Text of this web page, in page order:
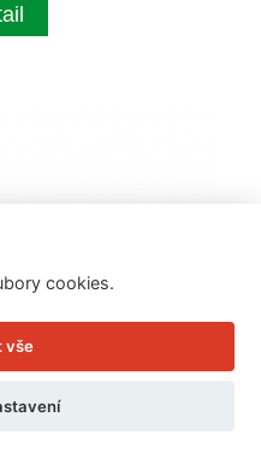
cookies.
vše